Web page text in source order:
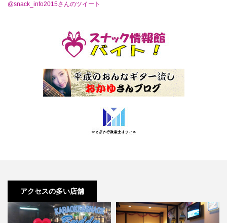
@snack_info2015さんのツイート
アクセスの多い店舗